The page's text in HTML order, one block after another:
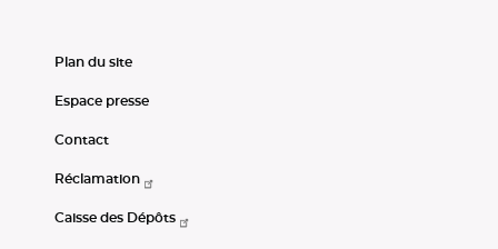
Plan du site
Espace presse
Contact
Réclamation
Caisse des Dépôts